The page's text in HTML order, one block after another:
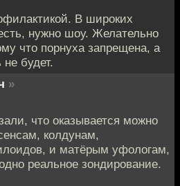
В широких
нужно шоу. Желательно
что порнуха запрещена, а
не будет.
»
что оказывается можно
колдунам,
и матёрым уфологам,
реальное зондирование.